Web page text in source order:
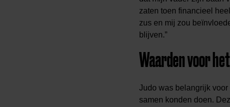
zaten toen financieel
zus en mij zou
blijven.”
Waarden voor
Judo was belangrijk
samen konden doen.